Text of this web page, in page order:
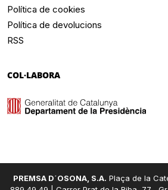
Política de cookies
Política de devolucions
RSS
COL·LABORA
PREMSA D´OSONA, S.A. Plaça de la